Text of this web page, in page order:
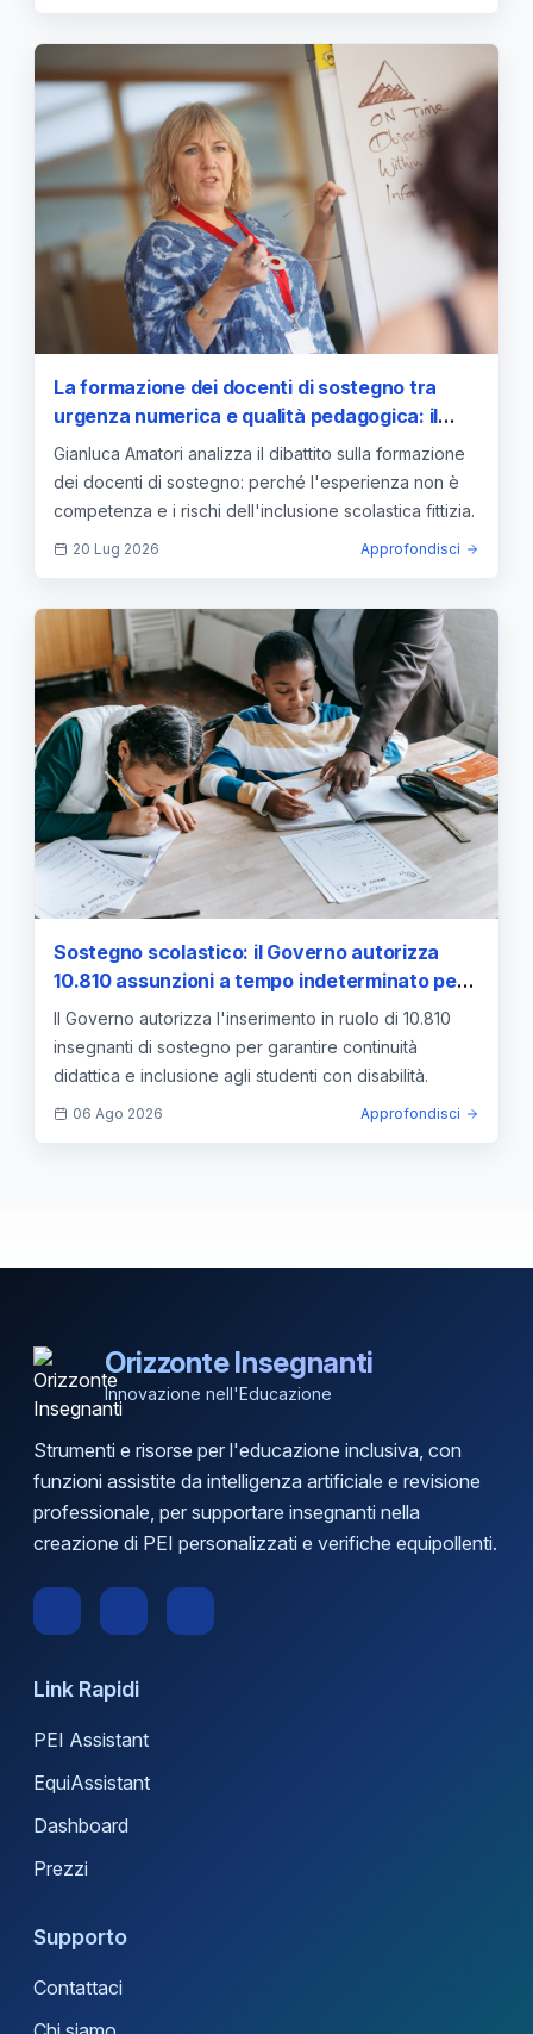
La formazione dei docenti di sostegno tra
urgenza numerica e qualità pedagogica: il
rischio dell'inclusione fittizia
Gianluca Amatori analizza il dibattito sulla formazione
dei docenti di sostegno: perché l'esperienza non è
competenza e i rischi dell'inclusione scolastica fittizia.
20 Lug 2026 Approfondisci
Sostegno scolastico: il Governo autorizza
10.810 assunzioni a tempo indeterminato per il
prossimo anno
Il Governo autorizza l'inserimento in ruolo di 10.810
insegnanti di sostegno per garantire continuità
didattica e inclusione agli studenti con disabilità.
06 Ago 2026 Approfondisci
Orizzonte Insegnanti
Innovazione nell'Educazione
Strumenti e risorse per l'educazione inclusiva, con
funzioni assistite da intelligenza artificiale e revisione
professionale, per supportare insegnanti nella
creazione di PEI personalizzati e verifiche equipollenti.
Link Rapidi
PEI Assistant
EquiAssistant
Dashboard
Prezzi
Supporto
Contattaci